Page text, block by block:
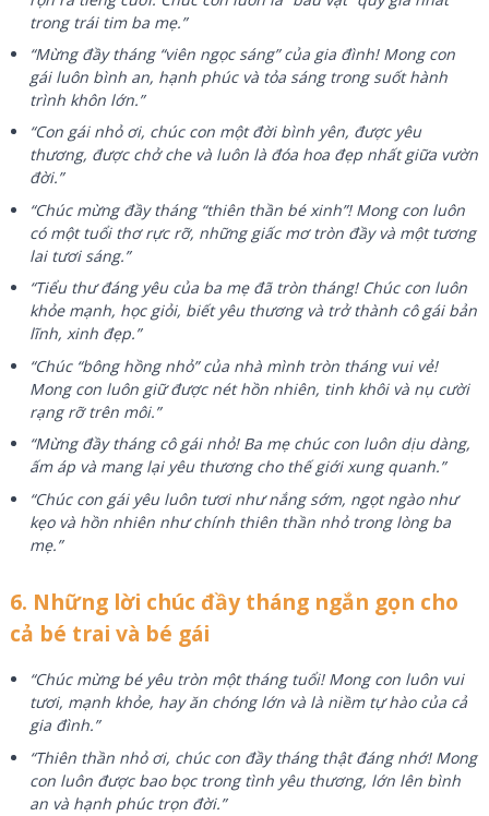
trong trái tim ba mẹ.”
“Mừng đầy tháng “viên ngọc sáng” của gia đình! Mong con
gái luôn bình an, hạnh phúc và tỏa sáng trong suốt hành
trình khôn lớn.”
“Con gái nhỏ ơi, chúc con một đời bình yên, được yêu
thương, được chở che và luôn là đóa hoa đẹp nhất giữa vườn
đời.”
“Chúc mừng đầy tháng “thiên thần bé xinh”! Mong con luôn
có một tuổi thơ rực rỡ, những giấc mơ tròn đầy và một tương
lai tươi sáng.”
“Tiểu thư đáng yêu của ba mẹ đã tròn tháng! Chúc con luôn
khỏe mạnh, học giỏi, biết yêu thương và trở thành cô gái bản
lĩnh, xinh đẹp.”
“Chúc “bông hồng nhỏ” của nhà mình tròn tháng vui vẻ!
Mong con luôn giữ được nét hồn nhiên, tinh khôi và nụ cười
rạng rỡ trên môi.”
“Mừng đầy tháng cô gái nhỏ! Ba mẹ chúc con luôn dịu dàng,
ấm áp và mang lại yêu thương cho thế giới xung quanh.”
“Chúc con gái yêu luôn tươi như nắng sớm, ngọt ngào như
kẹo và hồn nhiên như chính thiên thần nhỏ trong lòng ba
mẹ.”
6. Những lời chúc đầy tháng ngắn gọn cho
cả bé trai và bé gái
“Chúc mừng bé yêu tròn một tháng tuổi! Mong con luôn vui
tươi, mạnh khỏe, hay ăn chóng lớn và là niềm tự hào của cả
gia đình.”
“Thiên thần nhỏ ơi, chúc con đầy tháng thật đáng nhớ! Mong
con luôn được bao bọc trong tình yêu thương, lớn lên bình
an và hạnh phúc trọn đời.”